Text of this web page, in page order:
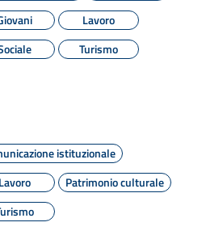
Lavoro
Turismo
istituzionale
Lavoro
Patrimonio culturale